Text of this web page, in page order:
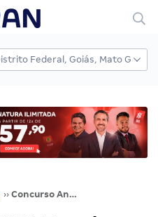
›› Concurso Anvisa 2016: Taxa de inscrição deve ser paga até o dia 25! Veja dicas para sua preparação!